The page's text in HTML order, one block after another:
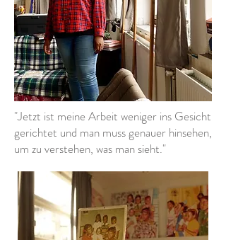
"Jetzt ist meine Arbeit weniger ins Gesicht
gerichtet und man muss genauer hinsehen,
um zu verstehen, was man sieht."